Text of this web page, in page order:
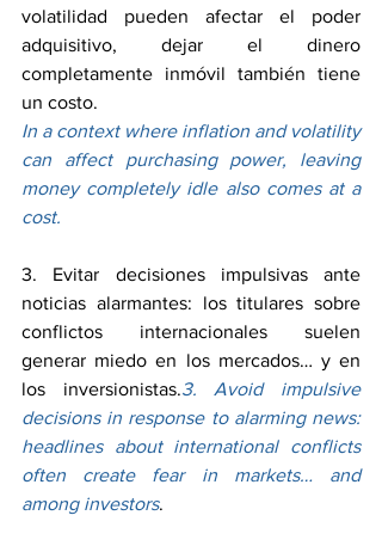
volatilidad pueden afectar el poder
adquisitivo, dejar el dinero
completamente inmóvil también tiene
un costo.
In a context where inflation and volatility
can affect purchasing power, leaving
money completely idle also comes at a
cost.
3. Evitar decisiones impulsivas ante
noticias alarmantes: los titulares sobre
conflictos internacionales suelen
generar miedo en los mercados… y en
los inversionistas.3. Avoid impulsive
decisions in response to alarming news:
headlines about international conflicts
often create fear in markets… and
among investors.